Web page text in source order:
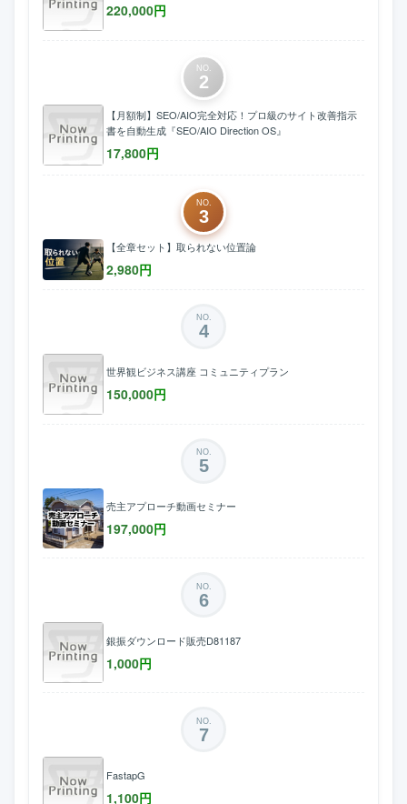
220,000円
NO.
2
【月額制】SEO/AIO完全対応！プロ級のサイト改善指示
書を自動生成『SEO/AIO Direction OS』
17,800円
NO.
3
【全章セット】取られない位置論
2,980円
NO.
4
世界観ビジネス講座 コミュニティプラン
150,000円
NO.
5
売主アプローチ動画セミナー
197,000円
NO.
6
銀振ダウンロード販売D81187
1,000円
NO.
7
FastapG
1,100円